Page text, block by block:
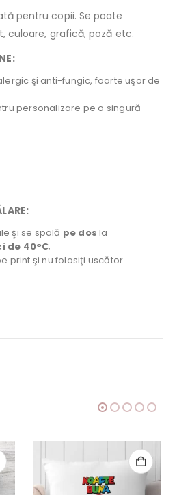
pentru copii. Se poate
culoare, grafică, poză etc.
şi anti-fungic, foarte uşor de
personalizare pe o singură
şi se spală pe dos la
de 40°C;
print şi nu folosiţi uscător